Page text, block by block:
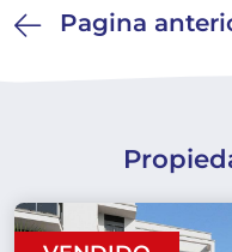
Pagina